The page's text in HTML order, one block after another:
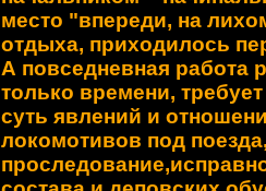
место "впереди, на
отдыха, приходилось
А повседневная работа
только времени,
суть явлений и
локомо­тивов под